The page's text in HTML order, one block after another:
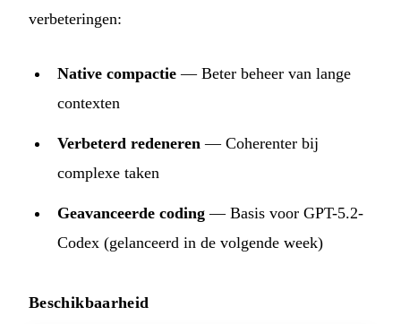
verbeteringen:
Native compactie — Beter beheer van lange
contexten
Verbeterd redeneren — Coherenter bij
complexe taken
Geavanceerde coding — Basis voor GPT-5.2-
Codex (gelanceerd in de volgende week)
Beschikbaarheid